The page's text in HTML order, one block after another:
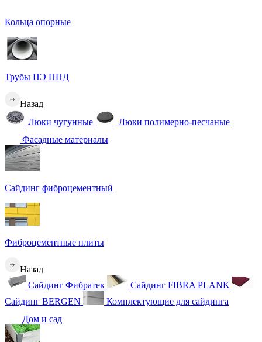
Кольца опорные
Трубы ПЭ ПНД
Назад
Люки чугунные
Люки полимерно-песчаные
Фасадные материалы
Сайдинг фиброцементный
Фиброцементные плиты
Назад
Сайдинг Фибратек
Сайдинг FIBRA PLANK
Сайдинг BERGEN
Комплектующие для сайдинга
Дом и сад